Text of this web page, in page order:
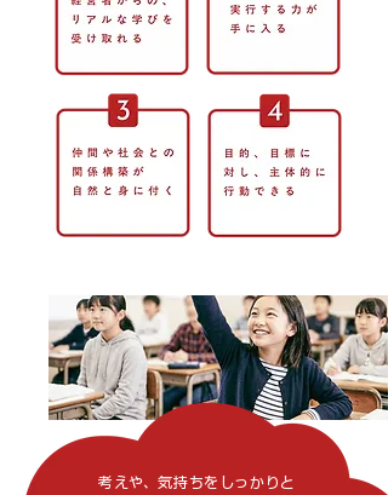
考えや、気持ちをしっかりと